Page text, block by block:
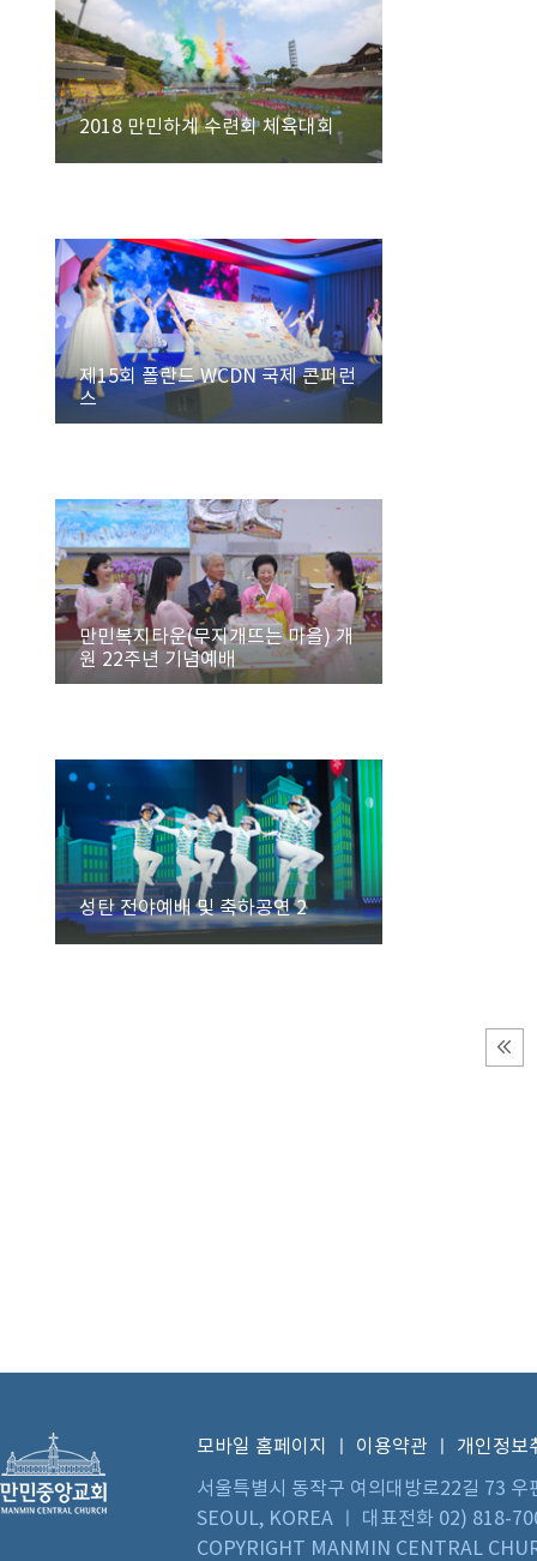
2018 만민하계 수련회 체육대회
제15회 폴란드 WCDN 국제 콘퍼런
스
만민복지타운(무지개뜨는 마을) 개
원 22주년 기념예배
성탄 전야예배 및 축하공연 2
모바일 홈페이지 이용약관
개인정보
서울특별시 동작구 여의대방로22길 73
SEOUL, KOREA ㅣ 대표전화 02) 818-
COPYRIGHT MANMIN CENTRAL